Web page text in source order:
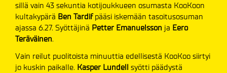
sillä vain 43 sekuntia kotijoukkueen osumasta KooKoon
kultakypärä Ben Tardifpääsi iskemään tasoitusosuman
ajassa 6.27. Syöttäjinä Petter Emanuelsson ja Eero
Teräväinen.
Vain reilut puolitoista minuuttia edellisestä KooKoo siirtyi
jo kuskin paikalle. Kasper Lundell syötti päädystä